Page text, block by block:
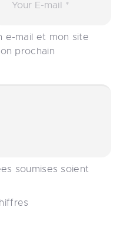
e-mail et mon site
prochain
soumises soient